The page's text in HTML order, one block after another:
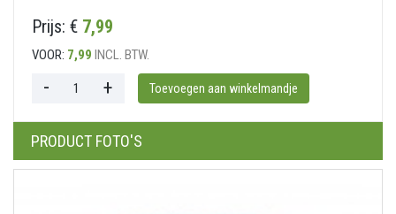
Prijs: € 7,99
VOOR: 7,99 INCL. BTW.
PRODUCT FOTO'S